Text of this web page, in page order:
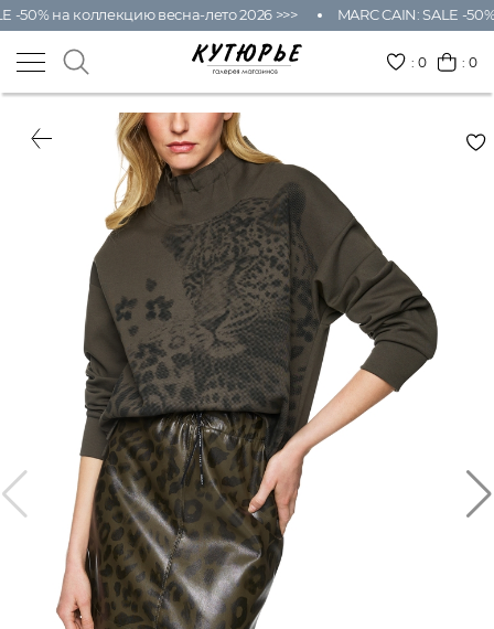
-50% на коллекцию весна-лето 2026 >>> MARC CAIN: SALE -
:0 : 0